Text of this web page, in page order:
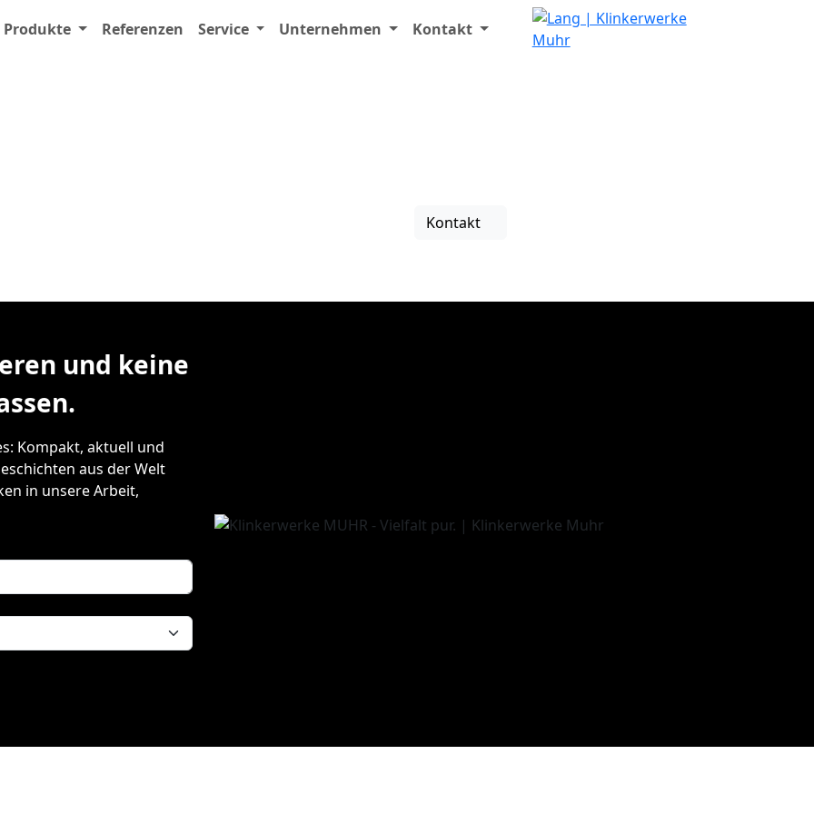
Produkte Referenzen Service Unternehmen Kontakt
in creme-grau
Kontakt
und keine
Kompakt, aktuell und
aus der Welt
in unsere Arbeit,